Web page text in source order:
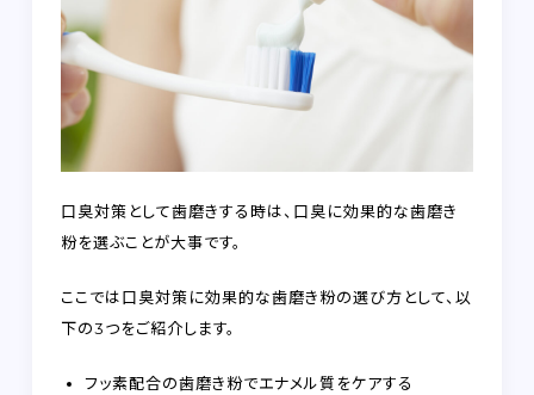
口臭対策として歯磨きする時は、口臭に効果的な歯磨き
粉を選ぶことが大事です。
ここでは口臭対策に効果的な歯磨き粉の選び方として、以
下の3つをご紹介します。
フッ素配合の歯磨き粉でエナメル質をケアする